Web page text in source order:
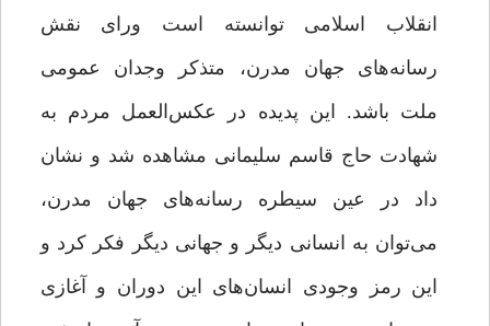
انقلاب اسلامی توانسته است ورای نقش
رسانه‌های جهان مدرن، متذکر وجدان عمومی
ملت‌ باشد. این پدیده در عکس‌العمل مردم به
شهادت حاج قاسم سلیمانی مشاهده شد و نشان
داد در عین سیطره رسانه‌های جهان مدرن،
می‌توان به انسانی دیگر و جهانی دیگر فکر کرد و
این رمز وجودی انسان‌های این دوران و آغازی